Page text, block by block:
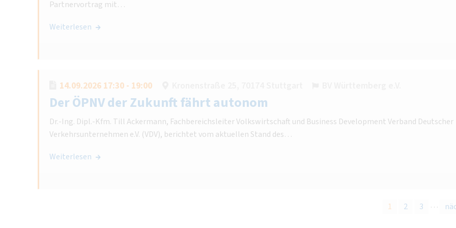
Partnervortrag mit…
Weiterlesen
14.09.2026 17:30 - 19:00
Der ÖPNV der Zukunft fährt autonom
Dr.-Ing. Dipl.-Kfm. Till Ackermann, Fachbereichsleiter Volkswirtschaft und Business Development Verband Deutscher
Verkehrsunternehmen e.V. (VDV), berichtet vom aktuellen Stand des…
Weiterlesen
1 2 3 …